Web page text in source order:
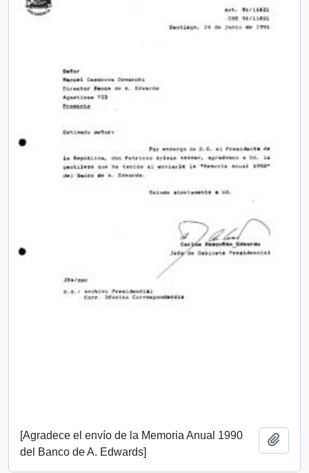
[Agradece el envío de la Memoria Anual 1990
del Banco de A. Edwards]